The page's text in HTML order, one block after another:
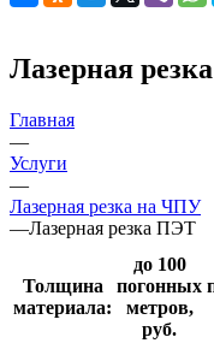
Лазерная
Главная
—
Услуги
—
Лазерная резка на ЧПУ
—Лазерная резка ПЭТ
Толщина
материала:
до 100
погонных
метров,
руб.